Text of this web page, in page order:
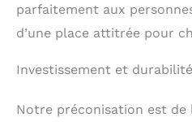
parfaitement aux
d’une place attitrée pour
Investissement et
Notre préconisation est de